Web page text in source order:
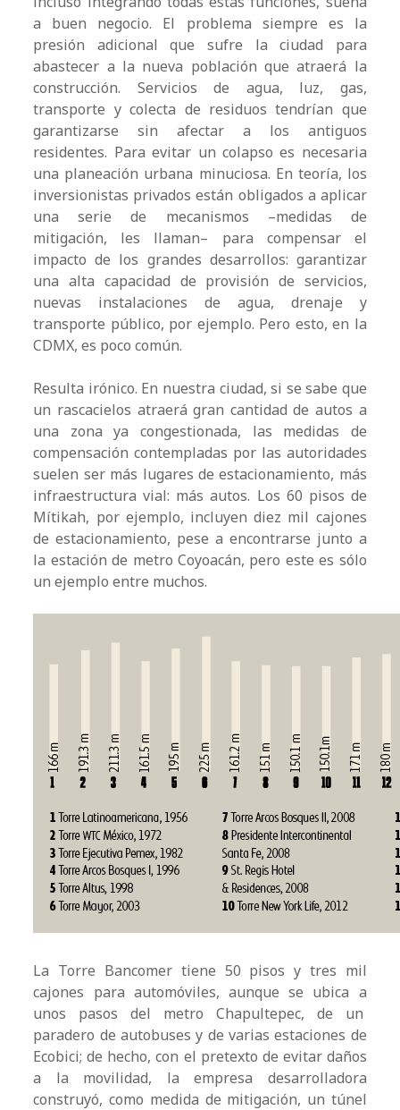
a buen negocio. El problema siempre es la
presión adicional que sufre la ciudad para
abastecer a la nueva población que atraerá la
construcción. Servicios de agua, luz, gas,
transporte y colecta de residuos tendrían que
garantizarse sin afectar a los antiguos
residentes. Para evitar un colapso es necesaria
una planeación urbana minuciosa. En teoría, los
inversionistas privados están obligados a aplicar
una serie de mecanismos –medidas de
mitigación, les llaman– para compensar el
impacto de los grandes desarrollos: garantizar
una alta capacidad de provisión de servicios,
nuevas instalaciones de agua, drenaje y
transporte público, por ejemplo. Pero esto, en la
CDMX, es poco común.
Resulta irónico. En nuestra ciudad, si se sabe que
un rascacielos atraerá gran cantidad de autos a
una zona ya congestionada, las medidas de
compensación contempladas por las autoridades
suelen ser más lugares de estacionamiento, más
infraestructura vial: más autos. Los 60 pisos de
Mítikah, por ejemplo, incluyen diez mil cajones
de estacionamiento, pese a encontrarse junto a
la estación de metro Coyoacán, pero este es sólo
un ejemplo entre muchos.
La Torre Bancomer tiene 50 pisos y tres mil
cajones para automóviles, aunque se ubica a
unos pasos del metro Chapultepec, de un
paradero de autobuses y de varias estaciones de
Ecobici; de hecho, con el pretexto de evitar daños
a la movilidad, la empresa desarrolladora
construyó, como medida de mitigación, un túnel